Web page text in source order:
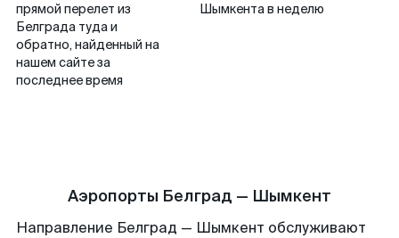
прямой перелет из
Белграда туда и
обратно, найденный на
нашем сайте за
последнее время
Шымкента в неделю
Аэропорты Белград — Шымкент
Направление Белград — Шымкент обслуживают